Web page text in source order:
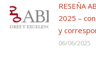
RESEÑA
2025 –
y
06/06/2025